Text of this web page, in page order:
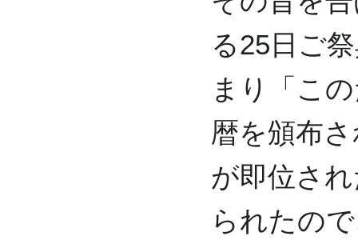
る25日ご
まり「こ
暦を頒布
が即位さ
られたの